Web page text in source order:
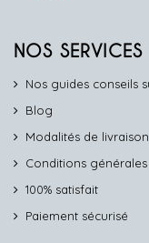
NOS SERVICES
Nos guides conseils
Blog
Modalités de livraison
Conditions
100% satisfait
Paiement sécurisé